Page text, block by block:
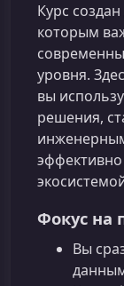
Курс
которым
уровня.
вы
решения,
Фокус на
Вы